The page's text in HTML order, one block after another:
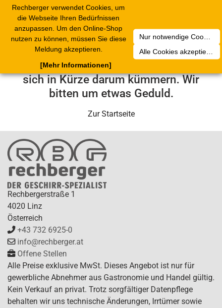
Rechberger verwendet Cookies, um
die Webseite Ihren Bedürfnissen
anzupassen. Um den Online-Shop
nutzen zu können, müssen Sie diese
Meldung akzeptieren.
Nur notwendige Cookies akzeptieren
Alle Cookies akzeptieren
[Mehr Informationen]
Leider ist ein technischer Fehler
aufgetreten. Unser Service-Team wird
sich in Kürze darum kümmern. Wir
bitten um etwas Geduld.
Zur Startseite
Rechbergerstraße 1
4020 Linz
Österreich
+43 732 6925-0
info@rechberger.at
Offene Stellen
Alle Preise exklusive MwSt. Dieses Angebot ist nur für
gewerbliche Abnehmer aus Gastronomie und Handel gültig.
Kein Verkauf an privat. Trotz sorgfältiger Datenpflege
behalten wir uns technische Änderungen, Irrtümer sowie